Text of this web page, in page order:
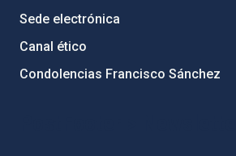
Sede electrónica
Canal ético
Condolencias Francisco Sánchez